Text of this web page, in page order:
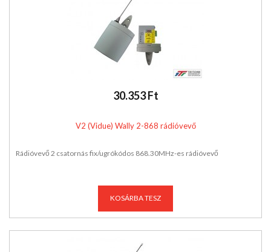
30.353 Ft
V2 (Vidue) Wally 2-868 rádióvevő
Rádióvevő 2 csatornás fix/ugrókódos 868.30MHz-es rádióvevő
KOSÁRBA TESZ